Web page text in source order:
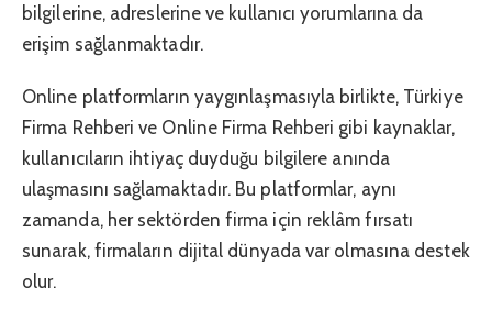
bilgilerine, adreslerine ve kullanıcı yorumlarına da
erişim sağlanmaktadır.
Online platformların yaygınlaşmasıyla birlikte, Türkiye
Firma Rehberi ve Online Firma Rehberi gibi kaynaklar,
kullanıcıların ihtiyaç duyduğu bilgilere anında
ulaşmasını sağlamaktadır. Bu platformlar, aynı
zamanda, her sektörden firma için reklâm fırsatı
sunarak, firmaların dijital dünyada var olmasına destek
olur.